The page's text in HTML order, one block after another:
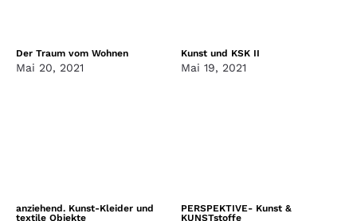
Der Traum vom Wohnen
Mai 20, 2021
Kunst und KSK II
Mai 19, 2021
anziehend. Kunst-Kleider und
textile Objekte
PERSPEKTIVE- Kunst &
KUNSTstoffe